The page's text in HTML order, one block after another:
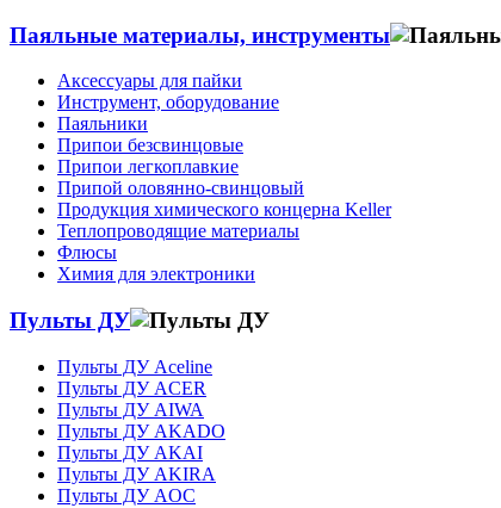
Паяльные материалы, инструменты
Аксессуары для пайки
Инструмент, оборудование
Паяльники
Припои безсвинцовые
Припои легкоплавкие
Припой оловянно-свинцовый
Продукция химического концерна Keller
Теплопроводящие материалы
Флюсы
Химия для электроники
Пульты ДУ
Пульты ДУ Aceline
Пульты ДУ ACER
Пульты ДУ AIWA
Пульты ДУ AKADO
Пульты ДУ AKAI
Пульты ДУ AKIRA
Пульты ДУ AOC